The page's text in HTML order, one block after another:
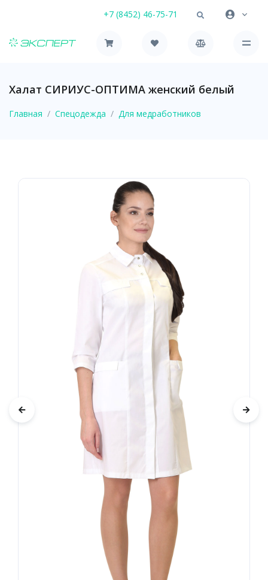
+7 (8452) 46-75-71
Халат СИРИУС-ОПТИМА женский белый
Главная Спецодежда Для медработников